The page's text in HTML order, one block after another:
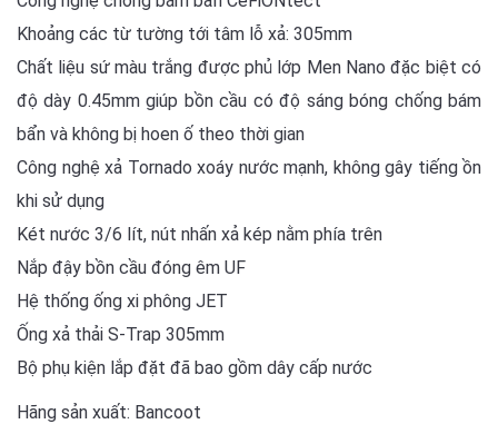
Khoảng các từ tường tới tâm lỗ xả: 305mm
Chất liệu sứ màu trắng được phủ lớp Men Nano đặc biệt có
độ dày 0.45mm giúp bồn cầu có độ sáng bóng chống bám
bẩn và không bị hoen ố theo thời gian
Công nghệ xả Tornado xoáy nước mạnh, không gây tiếng ồn
khi sử dụng
Két nước 3/6 lít, nút nhấn xả kép nằm phía trên
Nắp đậy bồn cầu đóng êm UF
Hệ thống ống xi phông JET
Ống xả thải S-Trap 305mm
Bộ phụ kiện lắp đặt đã bao gồm dây cấp nước
Hãng sản xuất: Bancoot